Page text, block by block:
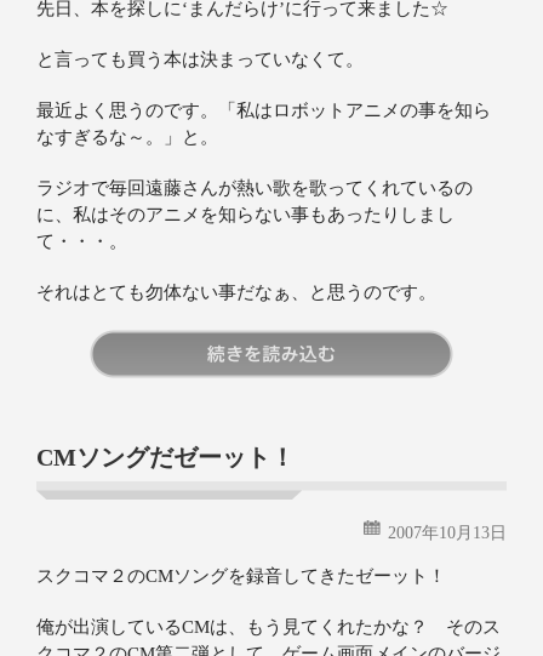
先日、本を探しに‘まんだらけ’に行って来ました☆
と言っても買う本は決まっていなくて。
最近よく思うのです。「私はロボットアニメの事を知ら
なすぎるな～。」と。
ラジオで毎回遠藤さんが熱い歌を歌ってくれているの
に、私はそのアニメを知らない事もあったりしまし
て・・・。
それはとても勿体ない事だなぁ、と思うのです。
CMソングだゼーット！
2007年10月13日
スクコマ２のCMソングを録音してきたゼーット！
俺が出演しているCMは、もう見てくれたかな？ そのス